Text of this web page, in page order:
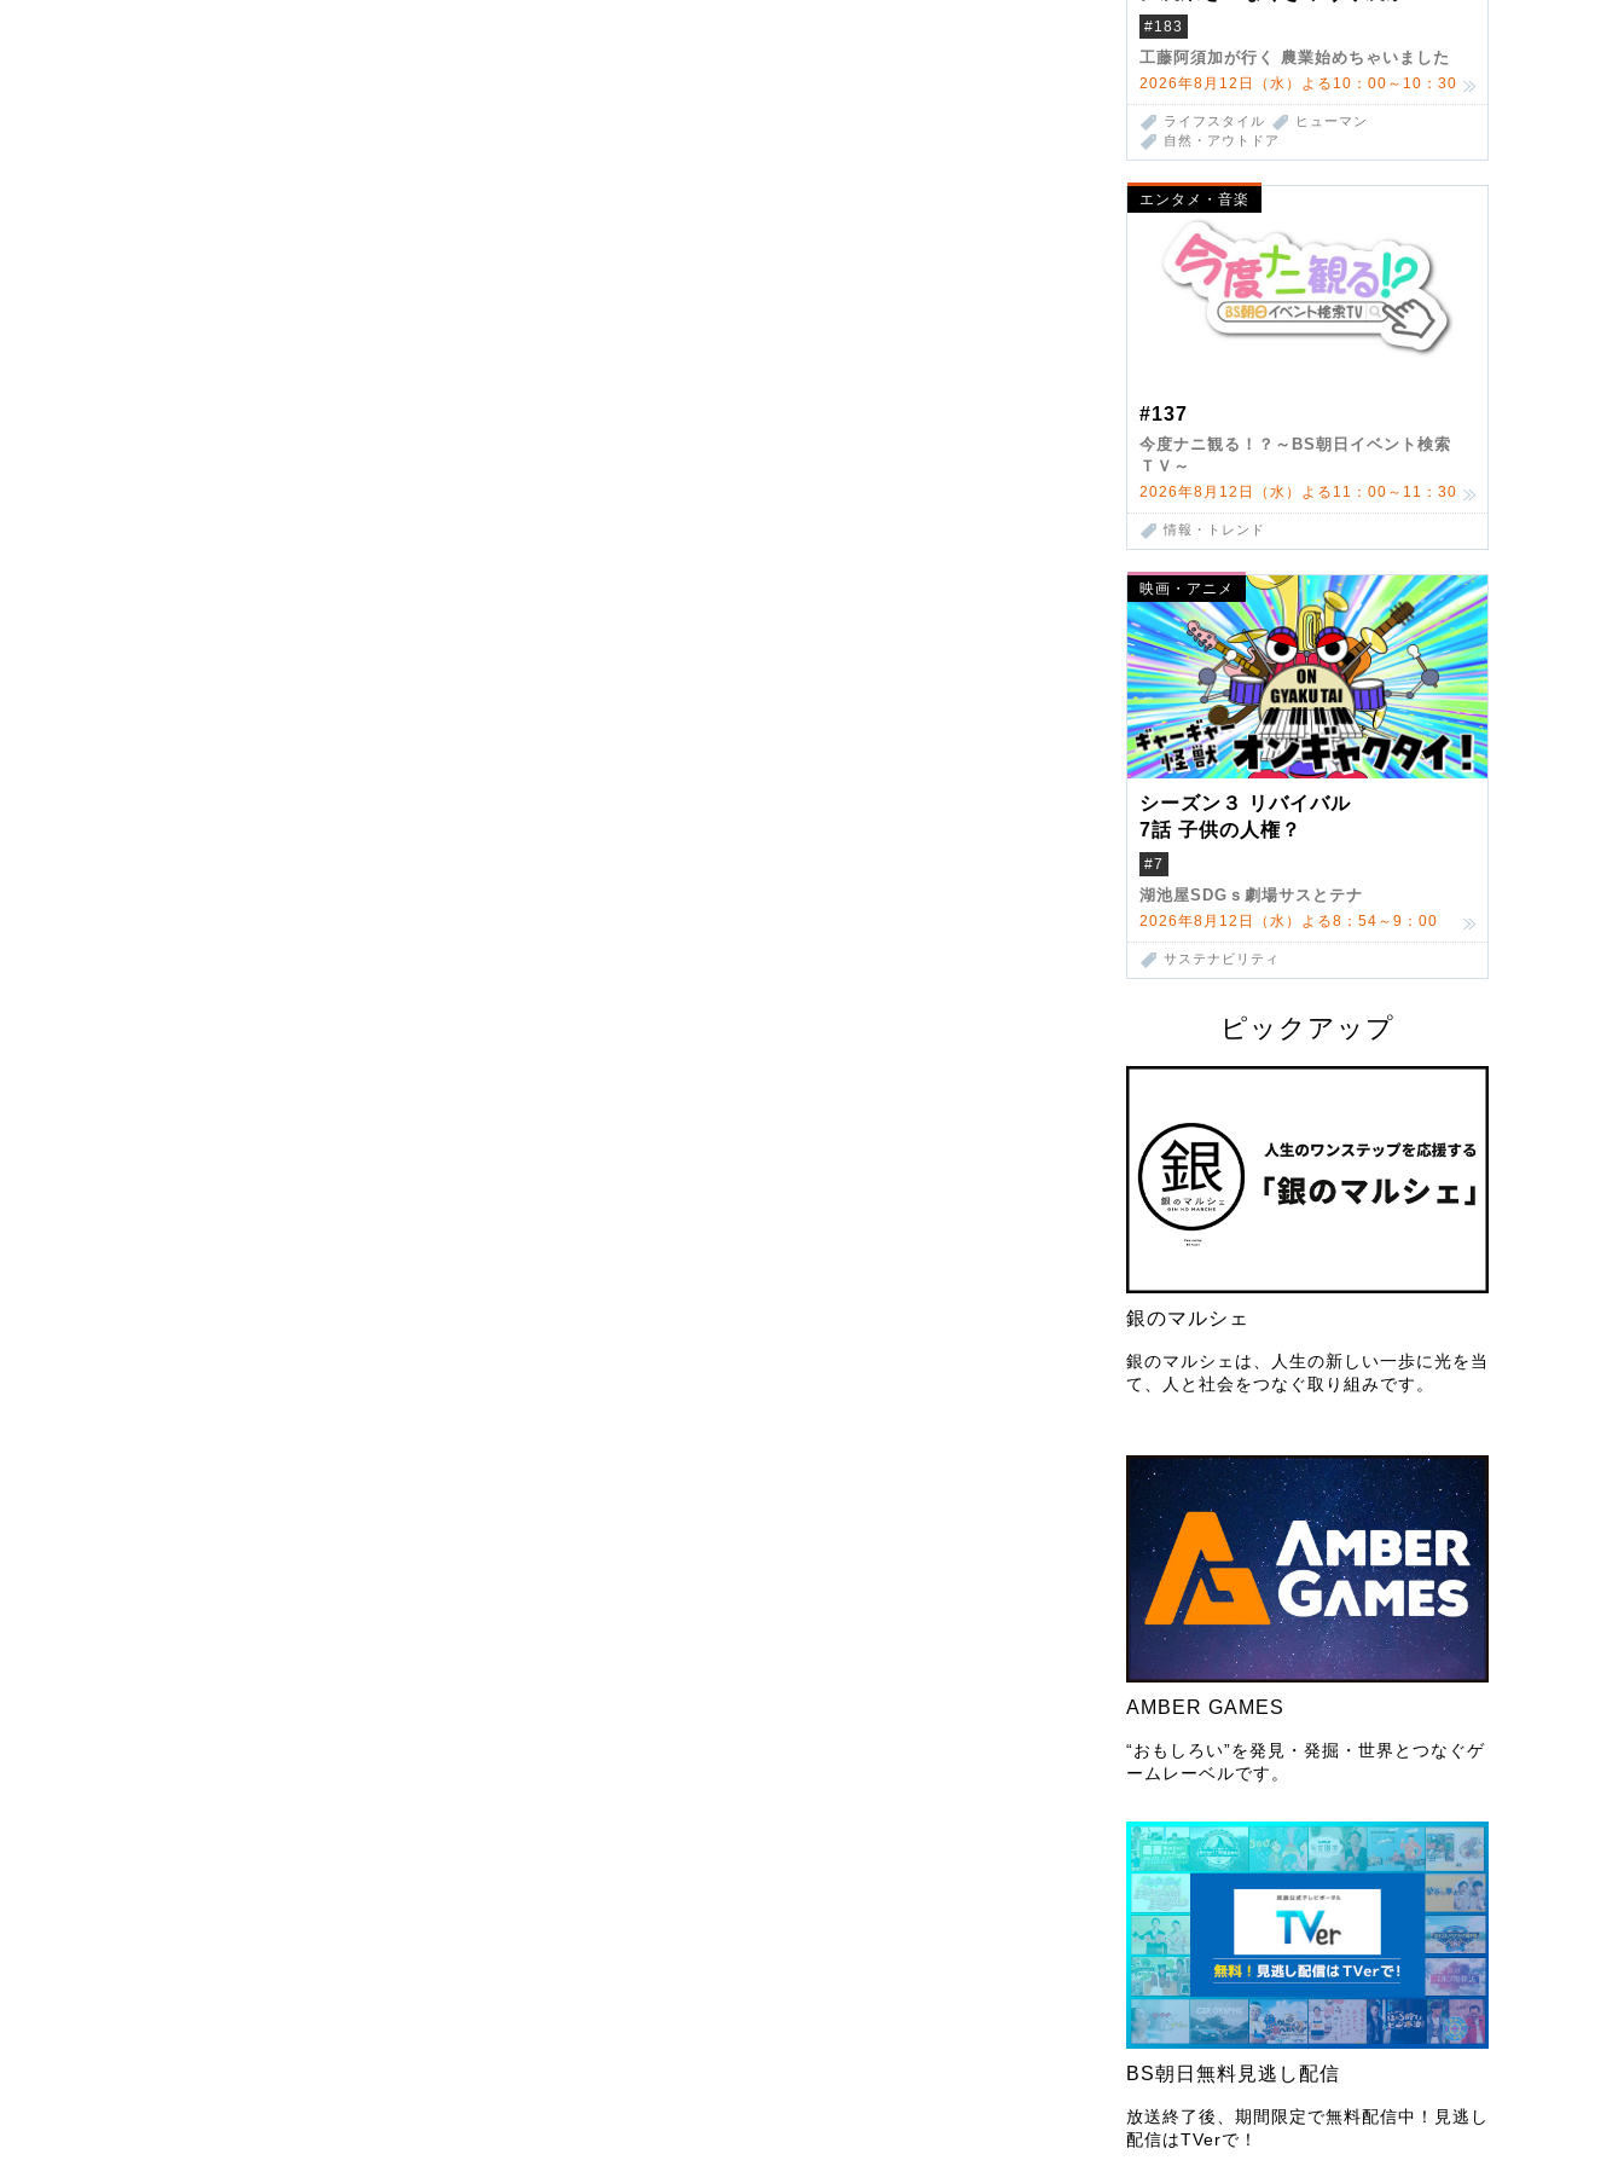
#183
工藤阿須加が行く 農業始めちゃいました
2026年8月12日（水）よる10：00～10：30
ライフスタイル
ヒューマン
自然・アウトドア
エンタメ・音楽
#137
今度ナニ観る！？～BS朝日イベント検索
ＴＶ～
2026年8月12日（水）よる11：00～11：30
情報・トレンド
映画・アニメ
シーズン３ リバイバル
7話 子供の人権？
#7
湖池屋SDGｓ劇場サスとテナ
2026年8月12日（水）よる8：54～9：00
サステナビリティ
ピックアップ
銀のマルシェ
銀のマルシェは、人生の新しい一歩に光を当
て、人と社会をつなぐ取り組みです。
AMBER GAMES
“おもしろい”を発見・発掘・世界とつなぐゲ
ームレーベルです。
BS朝日無料見逃し配信
放送終了後、期間限定で無料配信中！見逃し
配信はTVerで！